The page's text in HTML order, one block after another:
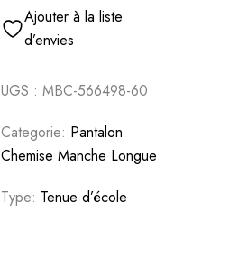
Ajouter à la liste
d’envies
UGS : MBC-566498-60
Categorie: Pantalon
Chemise Manche Longue
Type: Tenue d’école